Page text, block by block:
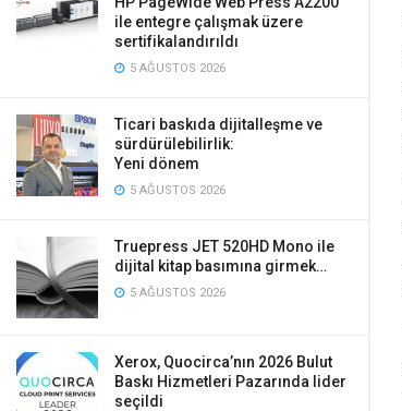
ile entegre çalışmak üzere
sertifikalandırıldı
5 AĞUSTOS 2026
Ticari baskıda dijitalleşme ve
sürdürülebilirlik:
Yeni dönem
5 AĞUSTOS 2026
Truepress JET 520HD Mono ile
dijital kitap basımına girmek…
5 AĞUSTOS 2026
Xerox, Quocirca’nın 2026 Bulut
Baskı Hizmetleri Pazarında lider
seçildi